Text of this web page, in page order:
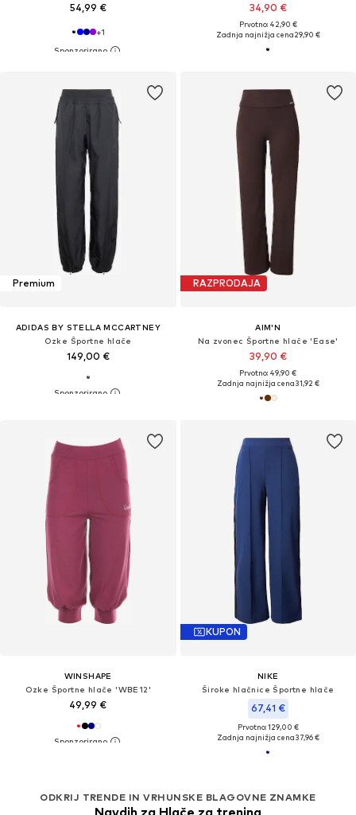
54,99 €
+1
34,90 €
Prvotno: 42,90 €
Zadnja najnižja cena29,90 €
Premium
ADIDAS BY STELLA MCCARTNEY
Ozke Športne hlače
149,00 €
RAZPRODAJA
AIM'N
Na zvonec Športne hlače 'Ease'
39,90 €
Prvotno: 49,90 €
Zadnja najnižja cena31,92 €
WINSHAPE
Ozke Športne hlače 'WBE12'
49,99 €
KUPON
NIKE
Široke hlačnice Športne hlače
67,41 €
Prvotno: 129,00 €
Zadnja najnižja cena37,96 €
ODKRIJ TRENDE IN VRHUNSKE BLAGOVNE ZNAMKE